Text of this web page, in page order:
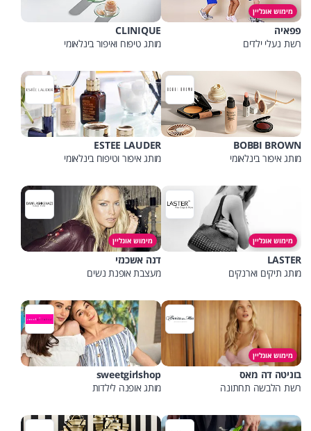
מימוש אונליין
פפאיה
רשת נעלי ילדים
CLINIQUE
מותג טיפוח ואיפור בינלאומי
BOBBI BROWN
מותג איפור בינלאומי
ESTEE LAUDER
מותג איפור וטיפוח בינלאומי
מימוש אונליין
LASTER
מותג תיקים וארנקים
מימוש אונליין
דנה אשכנזי
מעצבת אופנת נשים
מימוש אונליין
בוניטה דה מאס
רשת הלבשה תחתונה
sweetgirlshop
מותג אופנה לילדות